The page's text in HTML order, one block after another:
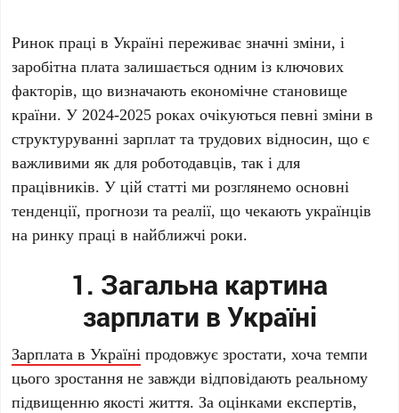
Ринок праці в Україні переживає значні зміни, і
заробітна плата залишається одним із ключових
факторів, що визначають економічне становище
країни. У 2024-2025 роках очікуються певні зміни в
структуруванні зарплат та трудових відносин, що є
важливими як для роботодавців, так і для
працівників. У цій статті ми розглянемо основні
тенденції, прогнози та реалії, що чекають українців
на ринку праці в найближчі роки.
1. Загальна картина
зарплати в Україні
Зарплата в Україні продовжує зростати, хоча темпи
цього зростання не завжди відповідають реальному
підвищенню якості життя. За оцінками експертів,